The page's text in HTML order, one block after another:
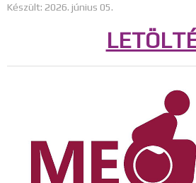
Készült: 2026. június 05.